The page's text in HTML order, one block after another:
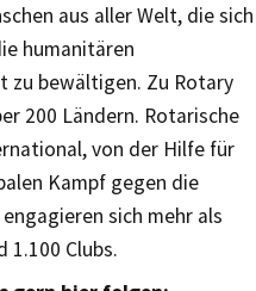
aus aller Welt, die sich
humanitären
zu bewältigen. Zu Rotary
200 Ländern. Rotarische
von der Hilfe für
Kampf gegen die
sich mehr als
1.100 Clubs.